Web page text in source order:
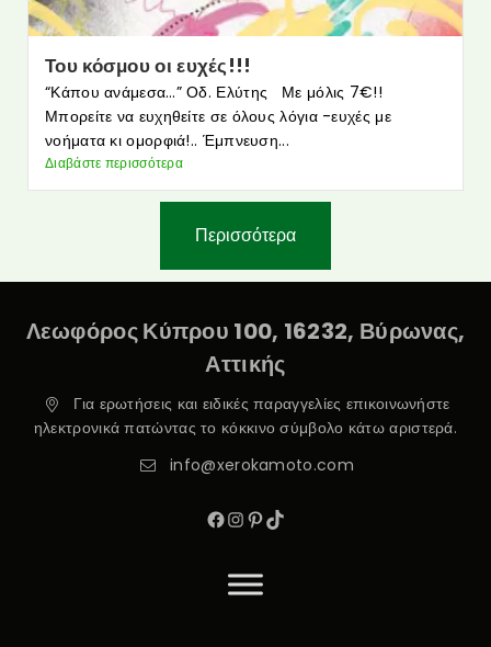
Του κόσμου οι ευχές!!!
“Κάπου ανάμεσα…” Οδ. Ελύτης Με μόλις 7€!!
Μπορείτε να ευχηθείτε σε όλους λόγια -ευχές με
νοήματα κι ομορφιά!.. Έμπνευση...
Διαβάστε περισσότερα
Περισσότερα
Λεωφόρος Κύπρου 100, 16232, Βύρωνας,
Αττικής
Για ερωτήσεις και ειδικές παραγγελίες επικοινωνήστε
ηλεκτρονικά πατώντας το κόκκινο σύμβολο κάτω αριστερά.
info@xerokamoto.com